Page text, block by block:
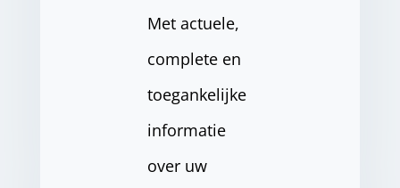
Met actuele,
complete en
toegankelijke
informatie
over uw